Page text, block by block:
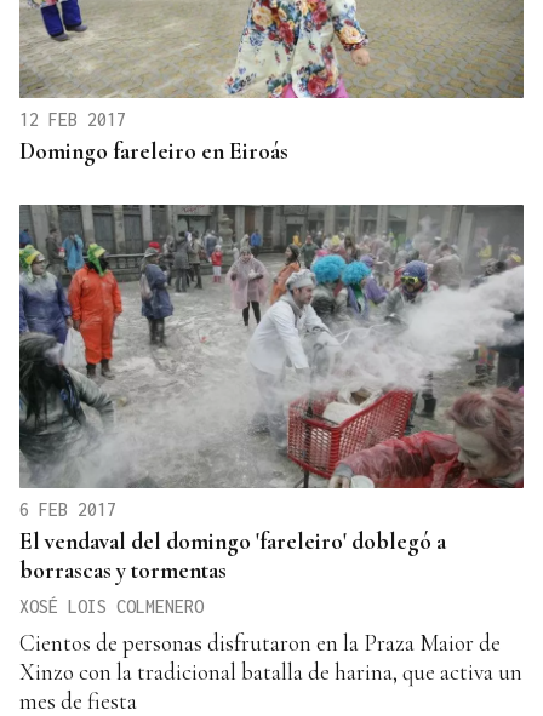
12 FEB 2017
Domingo fareleiro en Eiroás
6 FEB 2017
El vendaval del domingo 'fareleiro' doblegó a
borrascas y tormentas
XOSÉ LOIS COLMENERO
Cientos de personas disfrutaron en la Praza Maior de
Xinzo con la tradicional batalla de harina, que activa un
mes de fiesta